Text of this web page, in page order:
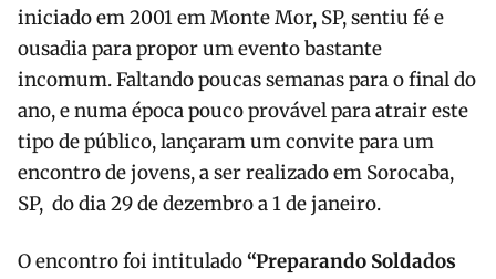
iniciado em 2001 em Monte Mor, SP, sentiu fé e
ousadia para propor um evento bastante
incomum. Faltando poucas semanas para o final do
ano, e numa época pouco provável para atrair este
tipo de público, lançaram um convite para um
encontro de jovens, a ser realizado em Sorocaba,
SP, do dia 29 de dezembro a 1 de janeiro.
O encontro foi intitulado“Preparando Soldados